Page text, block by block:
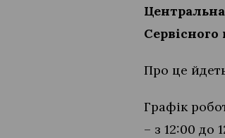
Про це
Графік
– з 12:00 до